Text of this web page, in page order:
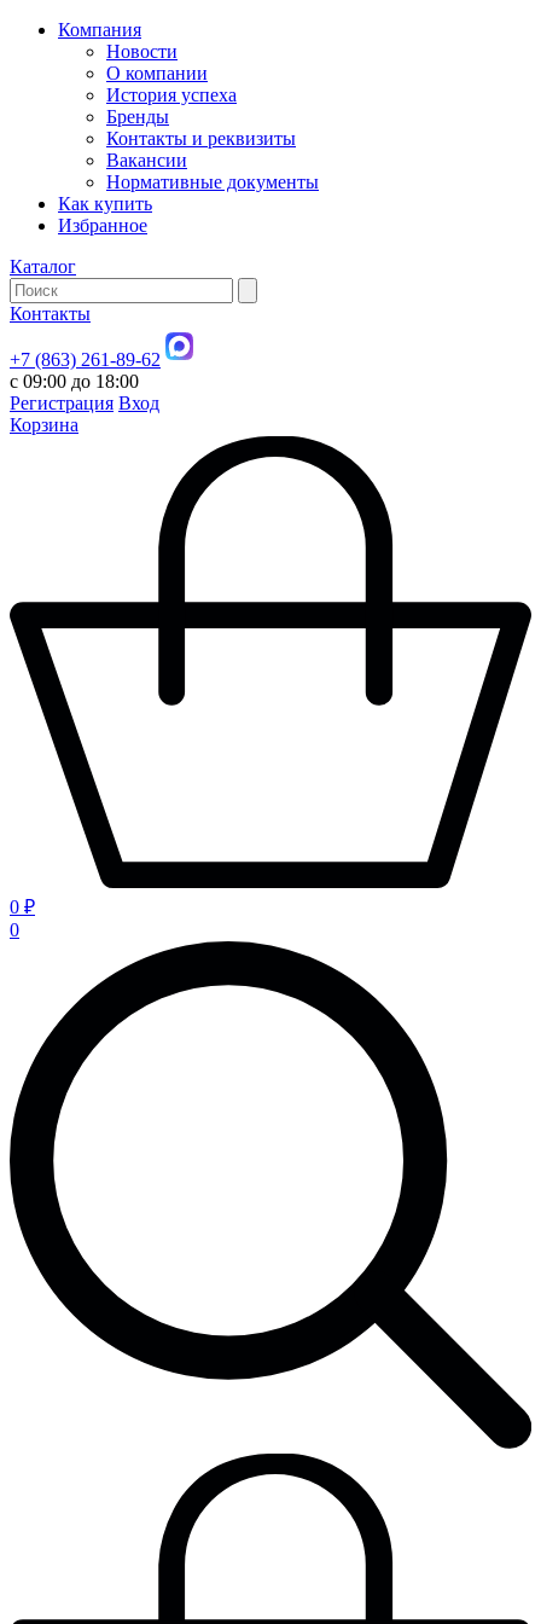
Компания
Новости
О компании
История успеха
Бренды
Контакты и реквизиты
Вакансии
Нормативные документы
Как купить
Избранное
Каталог
Контакты
+7 (863) 261-89-62
с 09:00 до 18:00
Регистрация Вход
Корзина
0 ₽
0